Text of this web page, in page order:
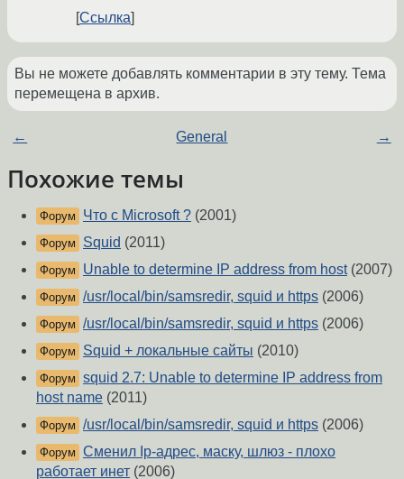
Ссылка
Вы не можете добавлять комментарии в эту тему. Тема
перемещена в архив.
← General →
Похожие темы
Форум Что с Microsoft ? (2001)
Форум Squid (2011)
Форум Unable to determine IP address from host(2007)
Форум /usr/local/bin/samsredir, squid и https (2006)
Форум /usr/local/bin/samsredir, squid и https (2006)
Форум Squid + локальные сайты (2010)
Форум squid 2.7: Unable to determine IP address from
host name (2011)
Форум /usr/local/bin/samsredir, squid и https (2006)
Форум Сменил Ip-адрес, маску, шлюз - плохо
работает инет (2006)